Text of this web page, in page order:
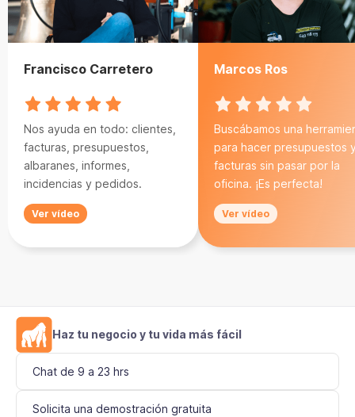
Francisco Carretero
Nos ayuda en todo: clientes,
facturas, presupuestos,
albaranes, informes,
incidencias y pedidos.
Ver vídeo
Marcos Ros
Buscábamos una
para hacer presupuestos
facturas sin pasar por la
oficina. ¡Es perfecta!
Ver vídeo
Haz tu negocio y tu vida más fácil
Chat de 9 a 23 hrs
Solicita una demostración gratuita